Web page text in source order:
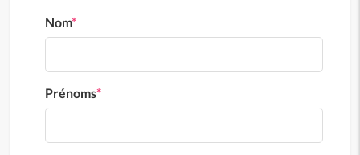
Nom*
Prénoms*